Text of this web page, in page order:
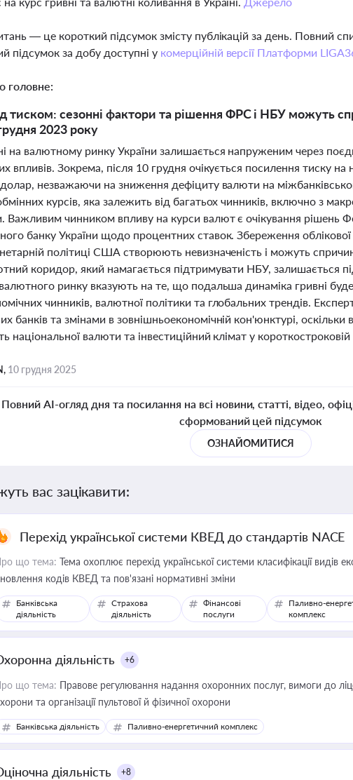
— це короткий підсумок змісту публікацій за день. Повний
підсумок за добу доступні у комерційній версії Платформи
головне:
тиском: сезонні фактори та рішення ФРС і НБУ можуть
2023 року
на валютному ринку України залишається напруженим через
впливів. Зокрема, після 10 грудня очікується посилення тиску
незважаючи на зниження дефіциту валюти на
курсів, яка залежить від багатьох чинників, включно з
Важливим чинником впливу на курси валют є очікування рішень
банку України щодо процентних ставок. Збереження
політиці США створюють невизначеність і можуть
коридор, який намагається підтримувати НБУ, залишається
ринку вказують на те, що подальша динаміка гривні
чинників, валютної політики та глобальних трендів.
банків та змінами в зовнішньоекономічній кон'юнктурі,
національної валюти та інвестиційний клімат у короткостроковій
10 грудня 2025
Повний AI-огляд дня та посилання на всі новини, статті, відео,
сформований цей підсумок
ОЗНАЙОМИТИСЯ
вас зацікавити:
Перехід української системи КВЕД до стандартів NACE
що тема: Тема охоплює перехід української системи класифікації видів
кодів КВЕД та пов'язані нормативні зміни
Банківська
діяльність
Страхова
діяльність
Фінансові
послуги
Паливно-
комплекс
діяльність +6
що тема: Правове регулювання надання охоронних послуг, вимоги до
та організації пультової й фізичної охорони
Банківська діяльність Паливно-енергетичний комплекс
діяльність +8